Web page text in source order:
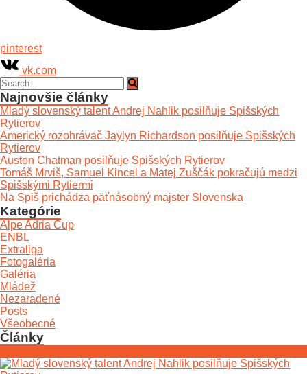
pinterest
vk.com
Najnovšie články
Mladý slovenský talent Andrej Nahlik posilňuje Spišských
Rytierov
Americký rozohrávač Jaylyn Richardson posilňuje Spišských
Rytierov
Auston Chatman posilňuje Spišských Rytierov
Tomáš Mrviš, Samuel Kincel a Matej Zuščák pokračujú medzi
Spišskými Rytiermi
Na Spiš prichádza päťnásobný majster Slovenska
Kategórie
Alpe Adria Cup
ENBL
Extraliga
Fotogaléria
Galéria
Mládež
Nezaradené
Posts
Všeobecné
Články